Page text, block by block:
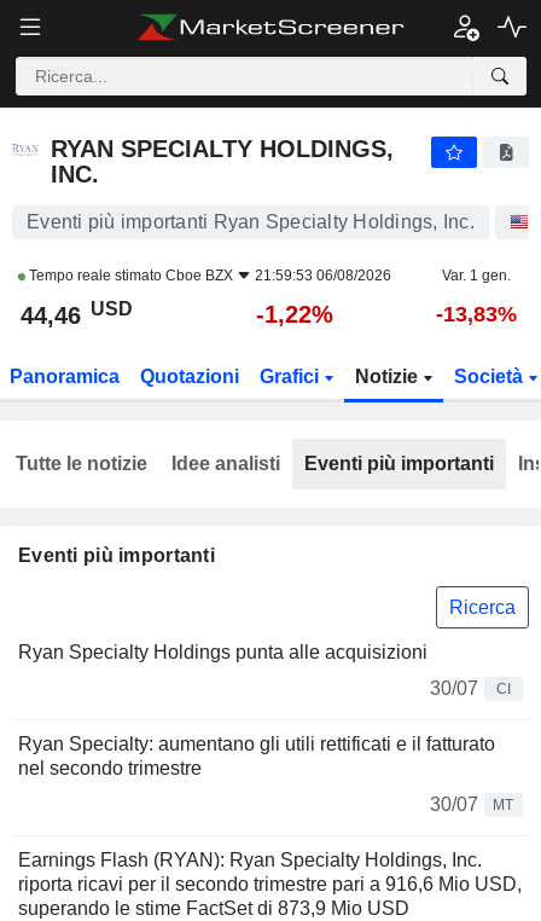
RYAN SPECIALTY HOLDINGS,
INC.
Eventi più importanti Ryan Specialty Holdings, Inc.
Tempo reale stimato Cboe BZX 21:59:53 06/08/2026 Var. 1 gen.
44,46 USD -1,22% -13,83%
Panoramica Quotazioni Grafici Notizie Società
Eventi più importanti
Ricerca
Ryan Specialty Holdings punta alle acquisizioni
30/07
CI
Ryan Specialty: aumentano gli utili rettificati e il fatturato
nel secondo trimestre
30/07
MT
Earnings Flash (RYAN): Ryan Specialty Holdings, Inc.
riporta ricavi per il secondo trimestre pari a 916,6 Mio USD,
superando le stime FactSet di 873,9 Mio USD
Tutte le notizie Idee analisti Eventi più importanti